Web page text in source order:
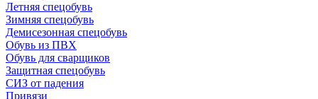
Летняя спецобувь
Зимняя спецобувь
Демисезонная спецобувь
Обувь из ПВХ
Обувь для сварщиков
Защитная спецобувь
СИЗ от падения
Привязи